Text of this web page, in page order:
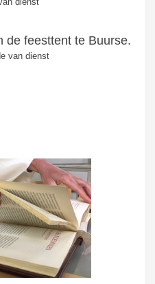
de feesttent te Buurse.
van dienst